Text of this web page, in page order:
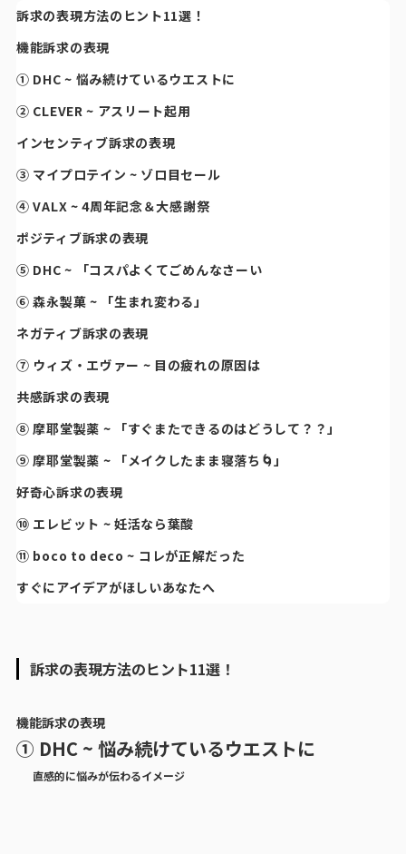
訴求の表現方法のヒント11選！
機能訴求の表現
① DHC ~ 悩み続けているウエストに
② CLEVER ~ アスリート起用
インセンティブ訴求の表現
③ マイプロテイン ~ ゾロ目セール
④ VALX ~ 4周年記念＆大感謝祭
ポジティブ訴求の表現
⑤ DHC ~ 「コスパよくてごめんなさーい
⑥ 森永製菓 ~ 「生まれ変わる」
ネガティブ訴求の表現
⑦ ウィズ・エヴァー ~ 目の疲れの原因は
共感訴求の表現
⑧ 摩耶堂製薬 ~ 「すぐまたできるのはどうして？？」
⑨ 摩耶堂製薬 ~ 「メイクしたまま寝落ち🌀」
好奇心訴求の表現
⑩ エレビット ~ 妊活なら葉酸
⑪ boco to deco ~ コレが正解だった
すぐにアイデアがほしいあなたへ
訴求の表現方法のヒント11選！
機能訴求の表現
① DHC ~ 悩み続けているウエストに
直感的に悩みが伝わるイメージ